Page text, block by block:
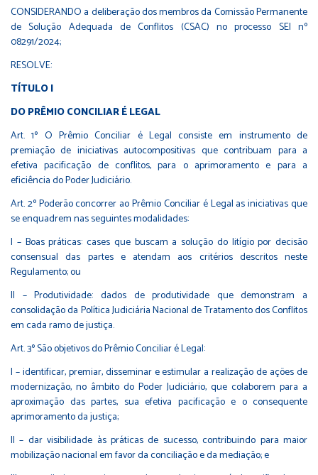
CONSIDERANDO a deliberação dos membros da Comissão Permanente
de Solução Adequada de Conflitos (CSAC) no processo SEI nº
08291/2024;
RESOLVE:
TÍTULO I
DO PRÊMIO CONCILIAR É LEGAL
Art. 1º O Prêmio Conciliar é Legal consiste em instrumento de
premiação de iniciativas autocompositivas que contribuam para a
efetiva pacificação de conflitos, para o aprimoramento e para a
eficiência do Poder Judiciário.
Art. 2º Poderão concorrer ao Prêmio Conciliar é Legal as iniciativas que
se enquadrem nas seguintes modalidades:
I – Boas práticas: cases que buscam a solução do litígio por decisão
consensual das partes e atendam aos critérios descritos neste
Regulamento; ou
II – Produtividade: dados de produtividade que demonstram a
consolidação da Política Judiciária Nacional de Tratamento dos Conflitos
em cada ramo de justiça.
Art. 3º São objetivos do Prêmio Conciliar é Legal:
I – identificar, premiar, disseminar e estimular a realização de ações de
modernização, no âmbito do Poder Judiciário, que colaborem para a
aproximação das partes, sua efetiva pacificação e o consequente
aprimoramento da justiça;
II – dar visibilidade às práticas de sucesso, contribuindo para maior
mobilização nacional em favor da conciliação e da mediação; e